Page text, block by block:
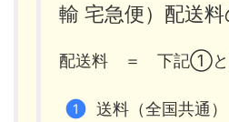
輸 宅急便）配送料
配送料 ＝ 下記①
送料（全国共通）